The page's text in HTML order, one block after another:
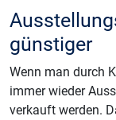
günstiger
Wenn man durch
immer wieder
verkauft werden.